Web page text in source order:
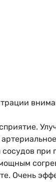
при
Очень